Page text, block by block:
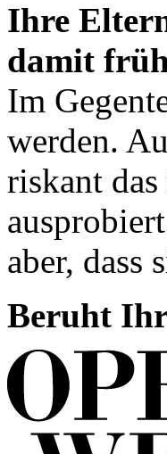
Ihre
damit
Im
werden.
riskant
aber, dass
Beruht